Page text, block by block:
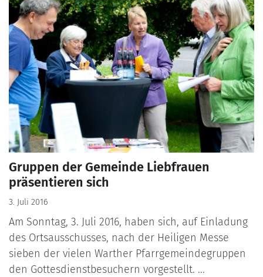
Gruppen der Gemeinde Liebfrauen
präsentieren sich
3. Juli 2016
Am Sonntag, 3. Juli 2016, haben sich, auf Einladung
des Ortsausschusses, nach der Heiligen Messe
sieben der vielen Warther Pfarrgemeindegruppen
den Gottesdienstbesuchern vorgestellt. ...